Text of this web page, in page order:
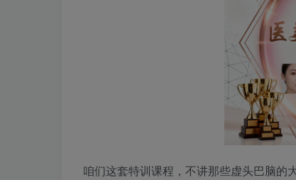
咱们这套特训课程，不讲那些虚头巴脑的